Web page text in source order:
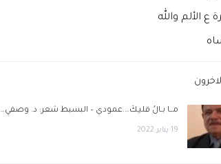
ع الألم والله
مــا بـالُ قلبـِكَ….عمودي – البسيط شعر: د. وصفي…
19 يناير 2022